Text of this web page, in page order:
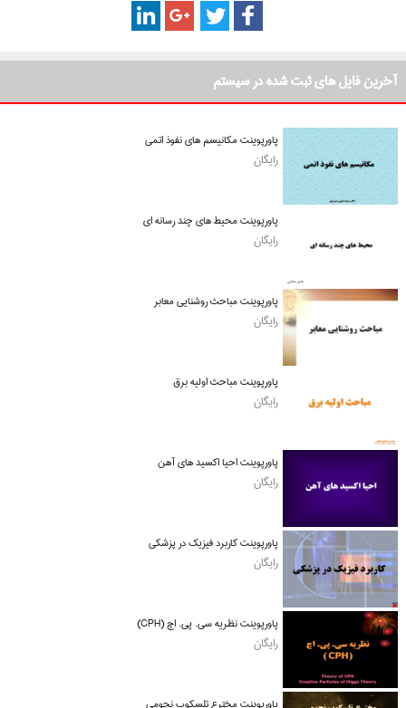
آخرین فایل های ثبت شده در سیستم
پاورپوینت مکانیسم های نفوذ اتمی
رایگان
پاورپوینت محیط های چند رسانه ای
رایگان
پاورپوینت مباحث روشنایی معابر
رایگان
پاورپوینت مباحث اولیه برق
رایگان
پاورپوینت احیا اکسید های آهن
رایگان
پاورپوینت کاربرد فیزیک در پزشکی
رایگان
پاورپوینت نظریه سی. پی. اچ (CPH)
رایگان